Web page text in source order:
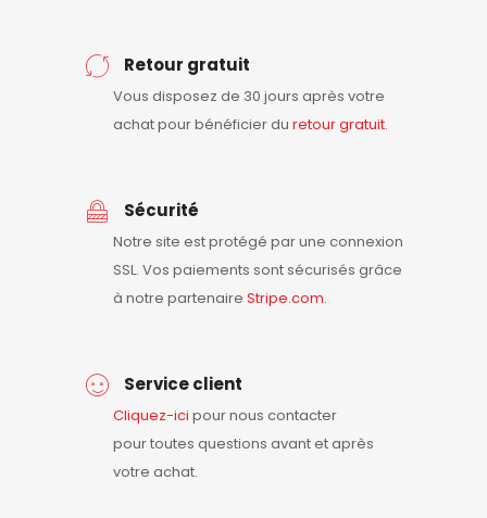
Retour gratuit
Vous disposez de 30 jours après votre
achat pour bénéficier du retourgratuit.
Sécurité
Notre site est protégé par une connexion
SSL. Vos paiements sont sécurisés grâce
à notre partenaire Stripe.com.
Service client
Cliquez-ici pour nous contacter
pour toutes questions avant et après
votre achat.